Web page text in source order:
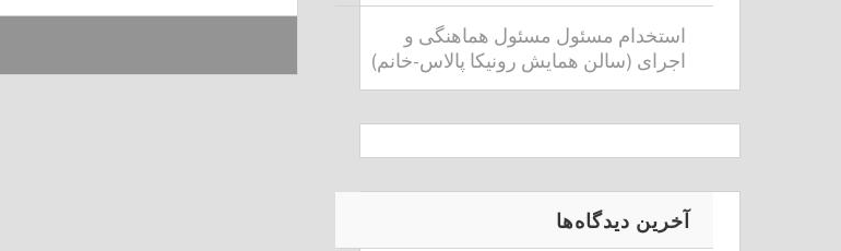
استخدام مسئول مسئول هماهنگی و
اجرای (سالن همایش رونیکا پالاس-خانم)
آخرین دیدگاه‌ها